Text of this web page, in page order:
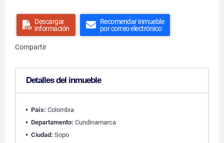
Descargar
información
Recomendar inmueble
por correo electrónico
Compartir
Detalles del inmueble
País: Colombia
Departamento: Cundinamarca
Ciudad: Sopo